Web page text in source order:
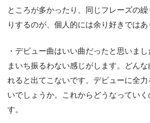
ところが多かったり、同じフレーズの
りするのが、個人的には余り好きではあ
・デビュー曲はいい曲だったと思いま
まいち振るわない感じがします。どん
れると出てこないです。デビューに全
いでしょうか。これからどうなっていく
す。